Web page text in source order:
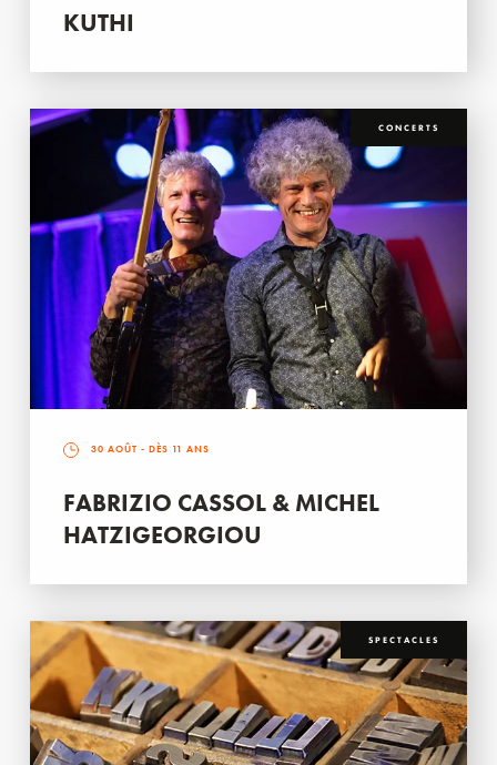
KUTHI
CONCERTS
30 AOÛT - DÈS 11 ANS
FABRIZIO CASSOL & MICHEL
HATZIGEORGIOU
SPECTACLES